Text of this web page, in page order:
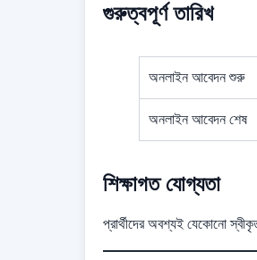
গুরুত্বপূর্ণ তারিখ
অনলাইন আবেদন শুরু
অনলাইন আবেদন শেষ
শিক্ষাগত যোগ্যতা
প্রার্থীদের অবশ্যই যেকোনো